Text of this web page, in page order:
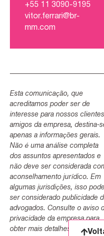
+55 11 3090-9195
vitor.ferrari@br-
mm.com
Esta comunicação, que
acreditamos poder ser de
interesse para nossos
amigos da empresa, destina-
apenas a informações gerais.
Não é uma análise completa
dos assuntos apresentados e
não deve ser considerada
aconselhamento jurídico. Em
algumas jurisdições, isso pode
ser considerado publicidade
advogados. Consulte o aviso
privacidade da empresa para
obter mais detalhes.